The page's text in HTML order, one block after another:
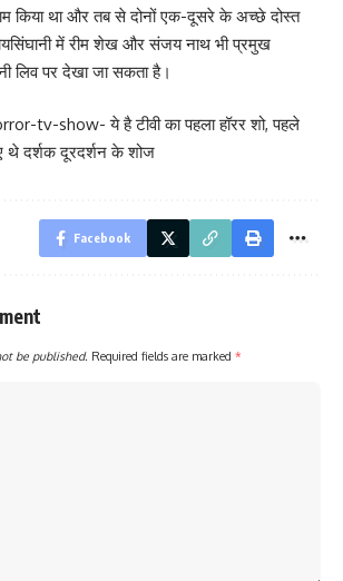
किया था और तब से दोनों एक-दूसरे के अच्छे दोस्त
में रीम शेख और संजय नाथ भी प्रमुख
लिव पर देखा जा सकता है।
tv-show- ये है टीवी का पहला हॉरर शो, पहले
थे दर्शक दूरदर्शन के शोज
Facebook
be published. Required fields are marked *